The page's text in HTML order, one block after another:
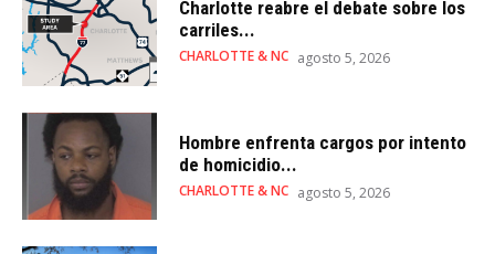
Charlotte reabre el debate sobre los
carriles...
CHARLOTTE & NC agosto 5, 2026
Hombre enfrenta cargos por intento
de homicidio...
CHARLOTTE & NC agosto 5, 2026